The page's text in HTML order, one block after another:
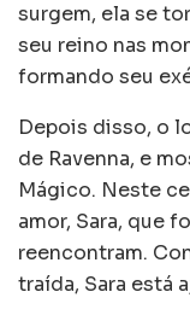
surgem, ela se
seu reino nas
formando seu
Depois disso, o
de Ravenna, e
Mágico. Neste
amor, Sara, que
reencontram.
traída, Sara está